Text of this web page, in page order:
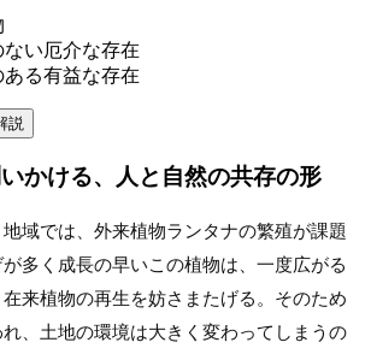
い厄介な存在
る有益な存在
説
かける、人と自然の共存の形
域では、外来植物ランタナの繁殖が課題
多く成長の早いこの植物は、一度広がる
来植物の再生を妨さまたげる。そのため
、土地の環境は大きく変わってしまうの